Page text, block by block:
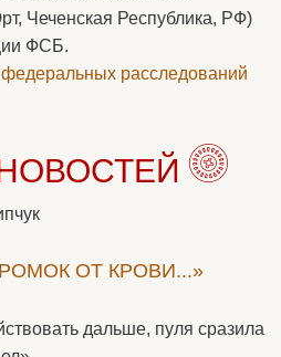
Чеченская Республика, РФ)
ФСБ.
расследований
ОТ КРОВИ...»
дальше, пуля сразила